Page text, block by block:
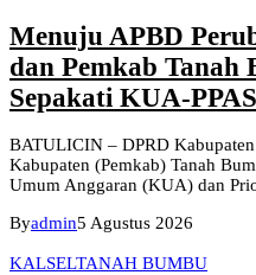
Menuju APBD
dan Pemkab Tanah
Sepakati KUA-PPAS
BATULICIN – DPRD
Kabupaten (Pemkab) Tanah
Umum Anggaran (KUA) dan
Byadmin5 Agustus 2026
KALSELTANAH BUMBU